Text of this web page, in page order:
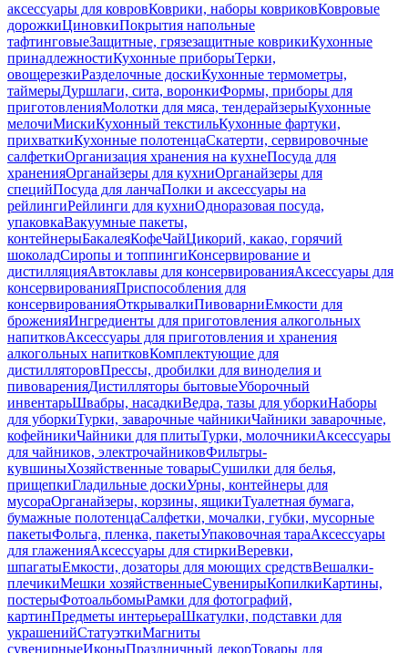
аксессуары для ковровКоврики, наборы ковриковКовровые
дорожкиЦиновкиПокрытия напольные
тафтинговыеЗащитные, грязезащитные коврикиКухонные
принадлежностиКухонные приборыТерки,
овощерезкиРазделочные доскиКухонные термометры,
таймерыДуршлаги, сита, воронкиФормы, приборы для
приготовленияМолотки для мяса, тендерайзерыКухонные
мелочиМискиКухонный текстильКухонные фартуки,
прихваткиКухонные полотенцаСкатерти, сервировочные
салфеткиОрганизация хранения на кухнеПосуда для
храненияОрганайзеры для кухниОрганайзеры для
специйПосуда для ланчаПолки и аксессуары на
рейлингиРейлинги для кухниОдноразовая посуда,
упаковкаВакуумные пакеты,
контейнерыБакалеяКофеЧайЦикорий, какао, горячий
шоколадСиропы и топпингиКонсервирование и
дистилляцияАвтоклавы для консервированияАксессуары для
консервированияПриспособления для
консервированияОткрывалкиПивоварниЕмкости для
броженияИнгредиенты для приготовления алкогольных
напитковАксессуары для приготовления и хранения
алкогольных напитковКомплектующие для
дистилляторовПрессы, дробилки для виноделия и
пивоваренияДистилляторы бытовыеУборочный
инвентарьШвабры, насадкиВедра, тазы для уборкиНаборы
для уборкиТурки, заварочные чайникиЧайники заварочные,
кофейникиЧайники для плитыТурки, молочникиАксессуары
для чайников, электрочайниковФильтры-
кувшиныХозяйственные товарыСушилки для белья,
прищепкиГладильные доскиУрны, контейнеры для
мусораОрганайзеры, корзины, ящикиТуалетная бумага,
бумажные полотенцаСалфетки, мочалки, губки, мусорные
пакетыФольга, пленка, пакетыУпаковочная тараАксессуары
для глаженияАксессуары для стиркиВеревки,
шпагатыЕмкости, дозаторы для моющих средствВешалки-
плечикиМешки хозяйственныеСувенирыКопилкиКартины,
постерыФотоальбомыРамки для фотографий,
картинПредметы интерьераШкатулки, подставки для
украшенийСтатуэткиМагниты
сувенирныеИконыПраздничный декорТовары для